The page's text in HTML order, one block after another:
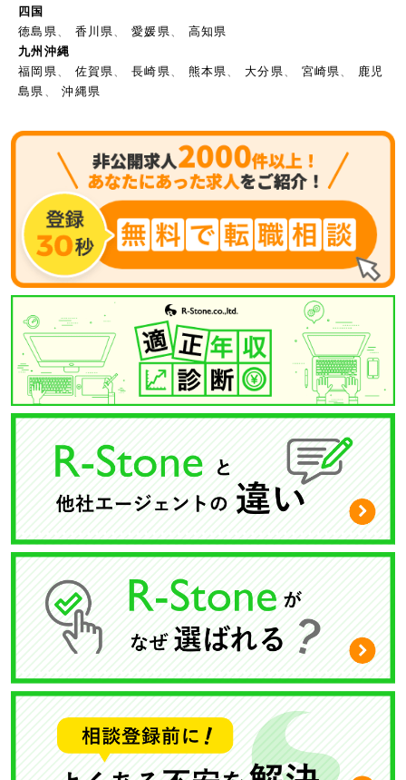
四国
徳島県
香川県 、愛媛県
高知県
九州沖縄
福岡県
佐賀県 、長崎県 熊本県 大分県 宮崎県
鹿児
島県
、沖縄県